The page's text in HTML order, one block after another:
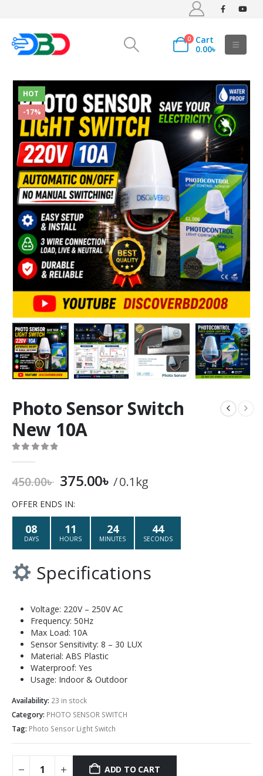
0
Cart
0.00৳
HOT
-17%
Photo Sensor Switch
New 10A
450.00৳ 375.00৳ 0.1kg
OFFER ENDS IN:
08
DAYS
11
HOURS
24
MINUTES
44
SECONDS
Specifications
Voltage: 220V – 250V AC
Frequency: 50Hz
Max Load: 10A
Sensor Sensitivity: 8 – 30 LUX
Material: ABS Plastic
Waterproof: Yes
Usage: Indoor & Outdoor
Availability: 23 in stock
Category: PHOTO SENSOR SWITCH
Tag: Photo Sensor Light Switch
ADD TO CART